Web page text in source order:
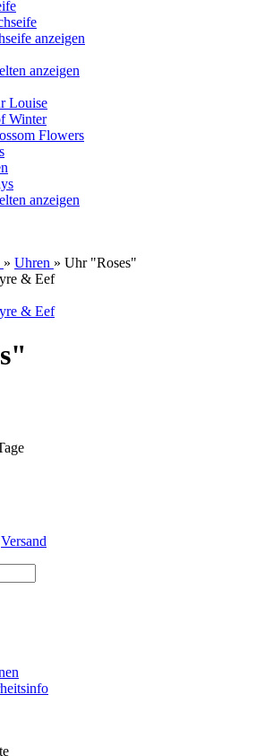
anzeigen
anzeigen
Louise
Winter
Flowers
anzeigen
» Uhren » Uhr "Roses"
Versand